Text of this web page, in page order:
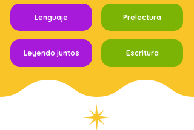
Lenguaje Prelectura
Leyendo juntos Escritura